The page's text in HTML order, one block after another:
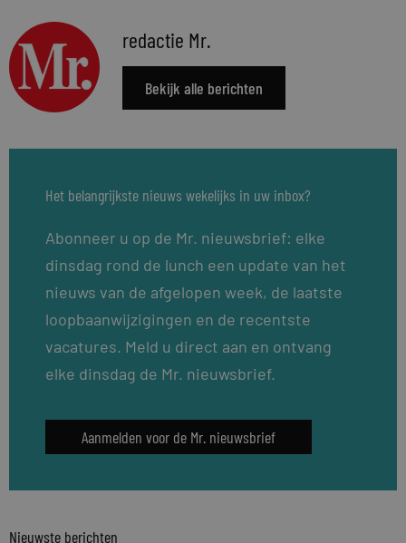
redactie Mr.
Bekijk alle berichten
Het belangrijkste nieuws wekelijks in uw inbox?
Abonneer u op de Mr. nieuwsbrief: elke
dinsdag rond de lunch een update van het
nieuws van de afgelopen week, de laatste
loopbaanwijzigingen en de recentste
vacatures. Meld u direct aan en ontvang
elke dinsdag de Mr. nieuwsbrief.
Aanmelden voor de Mr. nieuwsbrief
Nieuwste berichten